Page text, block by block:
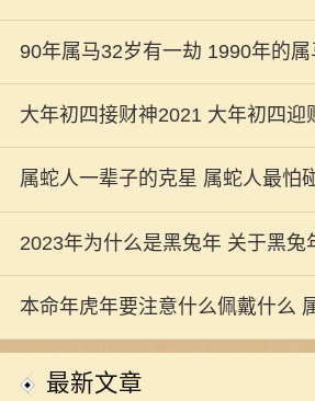
90年属马32岁有一劫 1990年的
大年初四接财神2021 大年初四迎
属蛇人一辈子的克星 属蛇人最怕
2023年为什么是黑兔年 关于黑兔
本命年虎年要注意什么佩戴什么
开运
最新文章